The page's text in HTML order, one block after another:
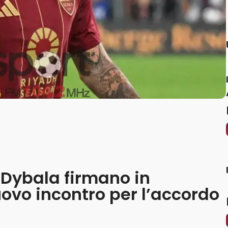
firmano in
incontro per l’accordo